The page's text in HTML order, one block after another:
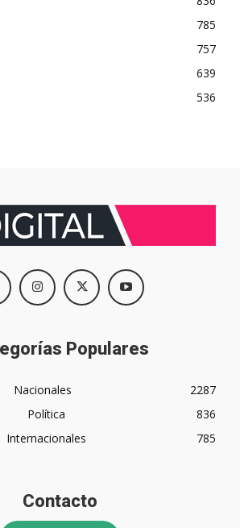
785
757
639
536
Populares
Nacionales
2287
Política
836
Internacionales
785
Contacto